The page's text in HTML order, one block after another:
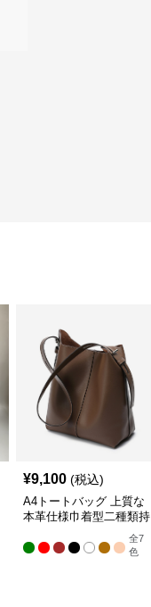
¥9,100 (税込)
A4トートバッグ 上質な
本革仕様巾着型二種類持
ち手付きトートバッグ全7
色